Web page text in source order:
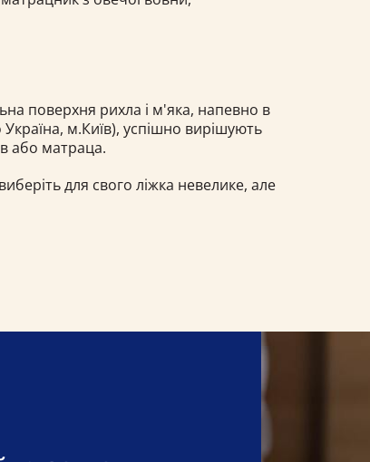
поверхня рихла і м'яка, напевно в
м.Київ), успішно вирішують
або матраца.
для свого ліжка невелике, але